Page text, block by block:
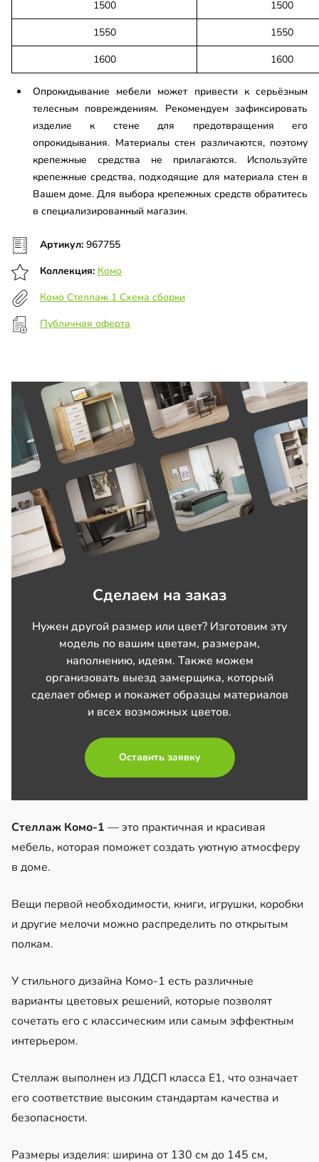
1500
1500
1550
1550
1600
1600
Опрокидывание мебели может привести к серьёзным
телесным повреждениям. Рекомендуем зафиксировать
изделие к стене для предотвращения его
опрокидывания. Материалы стен различаются, поэтому
крепежные средства не прилагаются. Используйте
крепежные средства, подходящие для материала стен в
Вашем доме. Для выбора крепежных средств обратитесь
в специализированный магазин.
Артикул: 967755
Коллекция: Комо
Комо Стеллаж 1 Схема сборки
Публичная оферта
Сделаем на заказ
Нужен другой размер или цвет? Изготовим эту
модель по вашим цветам, размерам,
наполнению, идеям. Также можем
организовать выезд замерщика, который
сделает обмер и покажет образцы материалов
и всех возможных цветов.
Оставить заявку
Стеллаж Комо-1 — это практичная и красивая
мебель, которая поможет создать уютную атмосферу
в доме.
Вещи первой необходимости, книги, игрушки, коробки
и другие мелочи можно распределить по открытым
полкам.
У стильного дизайна Комо-1 есть различные
варианты цветовых решений, которые позволят
сочетать его с классическим или самым эффектным
интерьером.
Стеллаж выполнен из ЛДСП класса Е1, что означает
его соответствие высоким стандартам качества и
безопасности.
Размеры изделия: ширина от 130 см до 145 см,